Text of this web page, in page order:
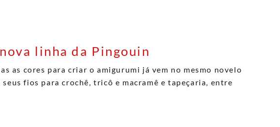
linha da Pingouin
as cores para criar o amigurumi já vem no mesmo novelo
fios para crochê, tricô e macramê e tapeçaria, entre